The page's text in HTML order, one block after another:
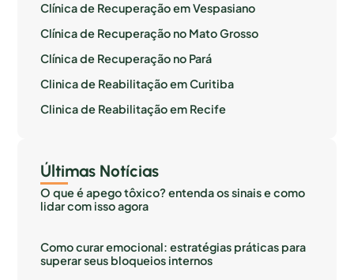
Clínica de Recuperação em Vespasiano
Clínica de Recuperação no Mato Grosso
Clínica de Recuperação no Pará
Clinica de Reabilitação em Curitiba
Clinica de Reabilitação em Recife
Últimas Notícias
O que é apego tôxico? entenda os sinais e como
lidar com isso agora
Como curar emocional: estratégias práticas para
superar seus bloqueios internos